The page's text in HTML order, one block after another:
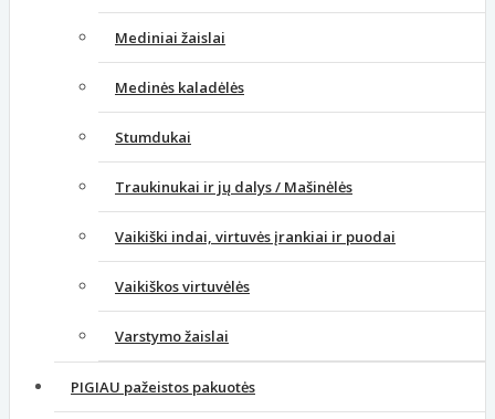
Mediniai žaislai
Medinės kaladėlės
Stumdukai
Traukinukai ir jų dalys / Mašinėlės
Vaikiški indai, virtuvės įrankiai ir puodai
Vaikiškos virtuvėlės
Varstymo žaislai
PIGIAU pažeistos pakuotės